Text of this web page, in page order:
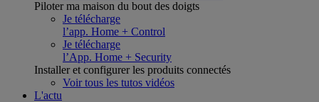
Piloter ma maison du bout des doigts
Je télécharge
l’app. Home + Control
Je télécharge
l’App. Home + Security
Installer et configurer les produits connectés
Voir tous les tutos vidéos
L'actu